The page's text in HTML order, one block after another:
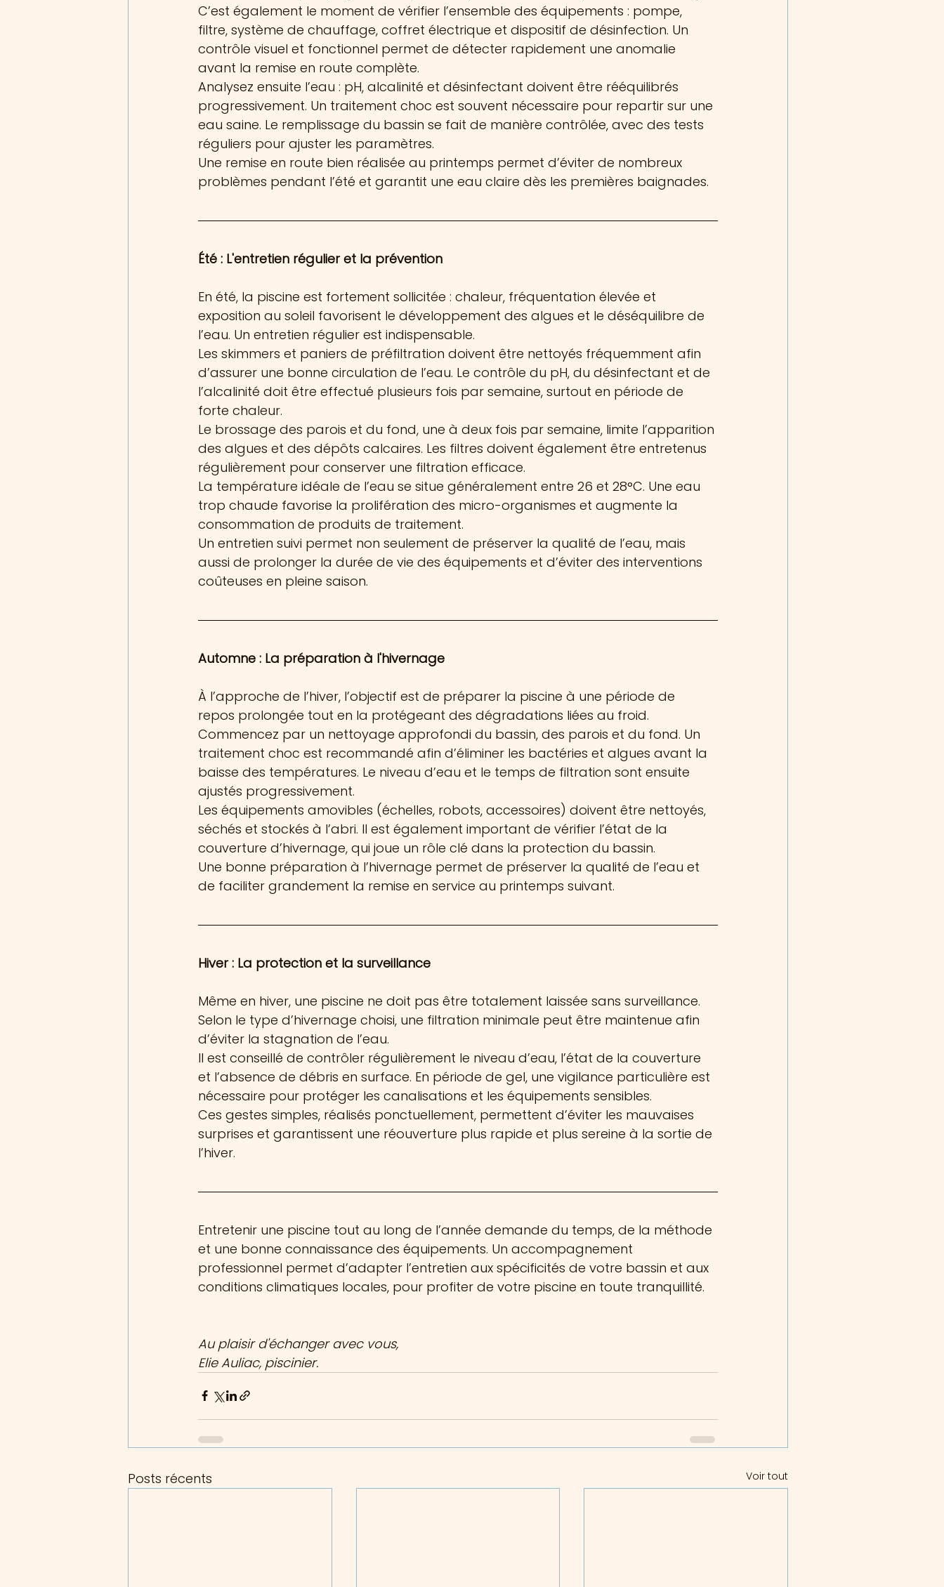
C’est également le moment de vérifier l’ensemble des équipements : pompe,
filtre, système de chauffage, coffret électrique et dispositif de désinfection. Un
contrôle visuel et fonctionnel permet de détecter rapidement une anomalie
avant la remise en route complète.
Analysez ensuite l’eau : pH, alcalinité et désinfectant doivent être rééquilibrés
progressivement. Un traitement choc est souvent nécessaire pour repartir sur une
eau saine. Le remplissage du bassin se fait de manière contrôlée, avec des tests
réguliers pour ajuster les paramètres.
Une remise en route bien réalisée au printemps permet d’éviter de nombreux
problèmes pendant l’été et garantit une eau claire dès les premières baignades.
Été : L'entretien régulier et la prévention
En été, la piscine est fortement sollicitée : chaleur, fréquentation élevée et
exposition au soleil favorisent le développement des algues et le déséquilibre de
l’eau. Un entretien régulier est indispensable.
Les skimmers et paniers de préfiltration doivent être nettoyés fréquemment afin
d’assurer une bonne circulation de l’eau. Le contrôle du pH, du désinfectant et de
l’alcalinité doit être effectué plusieurs fois par semaine, surtout en période de
forte chaleur.
Le brossage des parois et du fond, une à deux fois par semaine, limite l’apparition
des algues et des dépôts calcaires. Les filtres doivent également être entretenus
régulièrement pour conserver une filtration efficace.
La température idéale de l’eau se situe généralement entre 26 et 28°C. Une eau
trop chaude favorise la prolifération des micro-organismes et augmente la
consommation de produits de traitement.
Un entretien suivi permet non seulement de préserver la qualité de l’eau, mais
aussi de prolonger la durée de vie des équipements et d’éviter des interventions
coûteuses en pleine saison.
Automne : La préparation à l'hivernage
À l’approche de l’hiver, l’objectif est de préparer la piscine à une période de
repos prolongée tout en la protégeant des dégradations liées au froid.
Commencez par un nettoyage approfondi du bassin, des parois et du fond. Un
traitement choc est recommandé afin d’éliminer les bactéries et algues avant la
baisse des températures. Le niveau d’eau et le temps de filtration sont ensuite
ajustés progressivement.
Les équipements amovibles (échelles, robots, accessoires) doivent être nettoyés,
séchés et stockés à l’abri. Il est également important de vérifier l’état de la
couverture d’hivernage, qui joue un rôle clé dans la protection du bassin.
Une bonne préparation à l’hivernage permet de préserver la qualité de l’eau et
de faciliter grandement la remise en service au printemps suivant.
Hiver : La protection et la surveillance
Même en hiver, une piscine ne doit pas être totalement laissée sans surveillance.
Selon le type d’hivernage choisi, une filtration minimale peut être maintenue afin
d’éviter la stagnation de l’eau.
Il est conseillé de contrôler régulièrement le niveau d’eau, l’état de la couverture
et l’absence de débris en surface. En période de gel, une vigilance particulière est
nécessaire pour protéger les canalisations et les équipements sensibles.
Ces gestes simples, réalisés ponctuellement, permettent d’éviter les mauvaises
surprises et garantissent une réouverture plus rapide et plus sereine à la sortie de
l’hiver.
Entretenir une piscine tout au long de l’année demande du temps, de la méthode
et une bonne connaissance des équipements. Un accompagnement
professionnel permet d’adapter l’entretien aux spécificités de votre bassin et aux
conditions climatiques locales, pour profiter de votre piscine en toute tranquillité.
Au plaisir d'échanger avec vous,
Elie Auliac, piscinier.
Posts récents Voir tout